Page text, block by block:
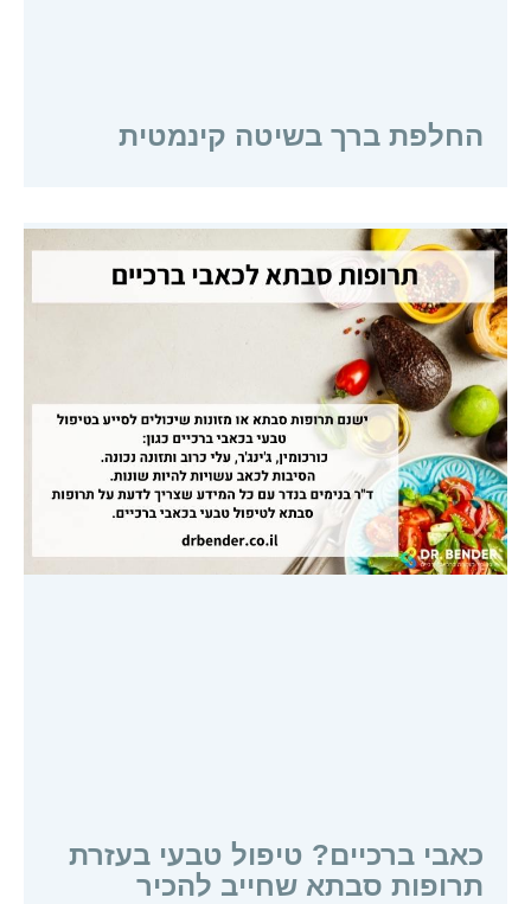
החלפת ברך בשיטה קינמטית
כאבי ברכיים? טיפול טבעי בעזרת
תרופות סבתא שחייב להכיר